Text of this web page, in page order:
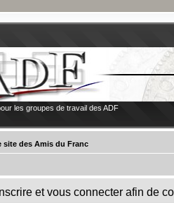
les groupes de travail des ADF
site des Amis du Franc
et vous connecter afin de